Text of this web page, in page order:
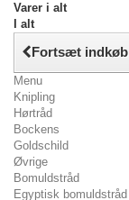
Varer i alt
I alt
Fortsæt indkøb
Menu
Knipling
Hørtråd
Bockens
Goldschild
Øvrige
Bomuldstråd
Egyptisk bomuldstråd